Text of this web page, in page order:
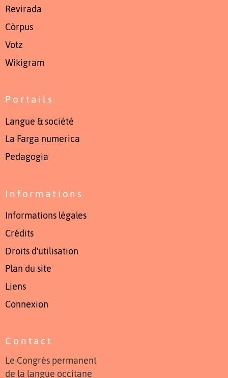
Revirada
Còrpus
Votz
Wikigram
Portails
Langue & société
La Farga numerica
Pedagogia
Informations
Informations légales
Crédits
Droits d'utilisation
Plan du site
Liens
Connexion
Contact
Le Congrès permanent
de la langue occitane